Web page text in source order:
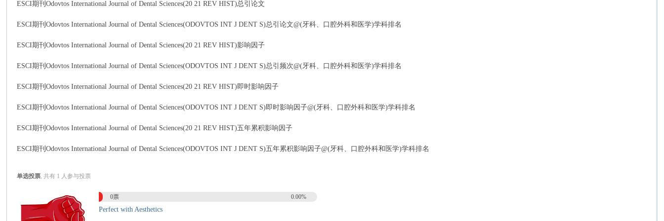
ESCI期刊Odovtos International Journal of Dental Sciences(20 21 REV HIST)总引论文
ESCI期刊Odovtos International Journal of Dental Sciences(ODOVTOS INT J DENT S)总引论文@(牙科、口腔外科和医学)学科排名
ESCI期刊Odovtos International Journal of Dental Sciences(20 21 REV HIST)影响因子
ESCI期刊Odovtos International Journal of Dental Sciences(ODOVTOS INT J DENT S)总引频次@(牙科、口腔外科和医学)学科排名
ESCI期刊Odovtos International Journal of Dental Sciences(20 21 REV HIST)即时影响因子
ESCI期刊Odovtos International Journal of Dental Sciences(ODOVTOS INT J DENT S)即时影响因子@(牙科、口腔外科和医学)学科排名
ESCI期刊Odovtos International Journal of Dental Sciences(20 21 REV HIST)五年累积影响因子
ESCI期刊Odovtos International Journal of Dental Sciences(ODOVTOS INT J DENT S)五年累积影响因子@(牙科、口腔外科和医学)学科排名
单选投票, 共有 1 人参与投票
0票 0.00%
Perfect with Aesthetics